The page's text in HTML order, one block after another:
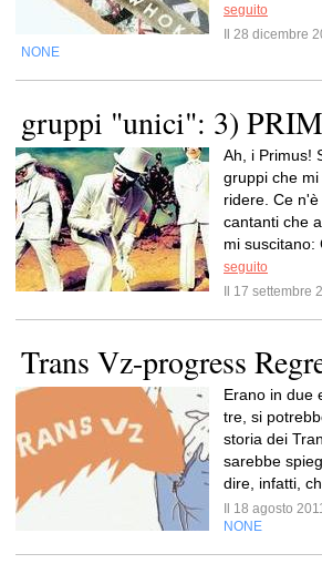
seguito
Il 28 dicembre
NONE
gruppi "unici": 3)
Ah, i Primus!
gruppi che
ridere. Ce
cantanti che
mi suscitano:
seguito
Il 17 settembre
Trans Vz-progress
Erano in due
tre, si
storia dei
sarebbe
dire, infatti,
Il 18 agosto
NONE